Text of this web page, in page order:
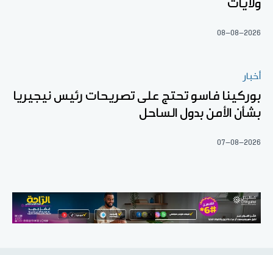
ولايات
08-08-2026
أخبار
بوركينا فاسو تحتج على تصريحات رئيس نيجيريا
بشأن الأمن بدول الساحل
07-08-2026